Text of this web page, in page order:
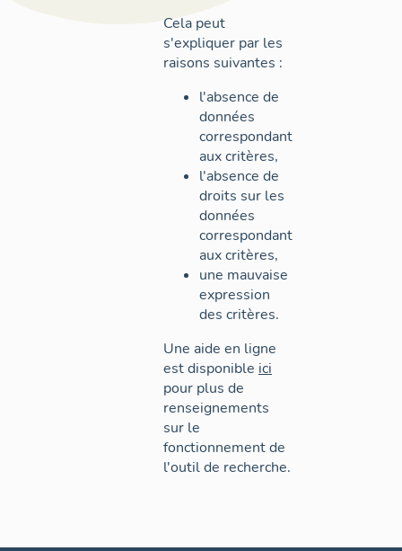
Cela peut
s'expliquer par les
raisons suivantes :
l'absence de
données
correspondant
aux critères,
l'absence de
droits sur les
données
correspondant
aux critères,
une mauvaise
expression
des critères.
Une aide en ligne
est disponible ici
pour plus de
renseignements
sur le
fonctionnement de
l'outil de recherche.